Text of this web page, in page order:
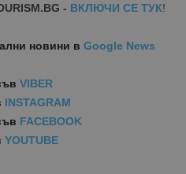
- ВКЛЮЧИ СЕ ТУК!
новини в Google News
VIBER
INSTAGRAM
FACEBOOK
YOUTUBE